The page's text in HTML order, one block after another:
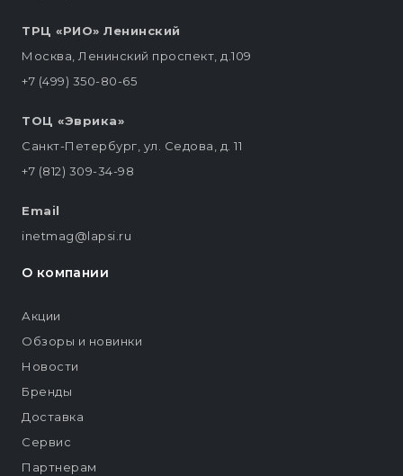
ТРЦ «РИО» Ленинский
Москва, Ленинский проспект, д.109
+7 (499) 350-80-65
ТОЦ «Эврика»
Санкт-Петербург, ул. Седова, д. 11
+7 (812) 309-34-98
Email
inetmag@lapsi.ru
О компании
Акции
Обзоры и новинки
Новости
Бренды
Доставка
Сервис
Партнерам